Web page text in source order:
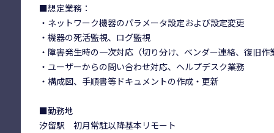
■想定業務：
・ネットワーク機器のパラメータ設定および設定変更
・機器の死活監視、ログ監視
・障害発生時の一次対応（切り分け、ベンダー連絡、復旧作
・ユーザーからの問い合わせ対応、ヘルプデスク業務
・構成図、手順書等ドキュメントの作成・更新
■勤務地
汐留駅 初月常駐以降基本リモート